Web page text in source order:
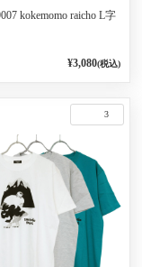
kokemomo raicho L字
¥3,080(税込)
3